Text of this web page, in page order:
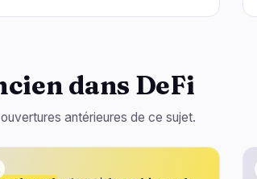
dans DeFi
antérieures de ce sujet.